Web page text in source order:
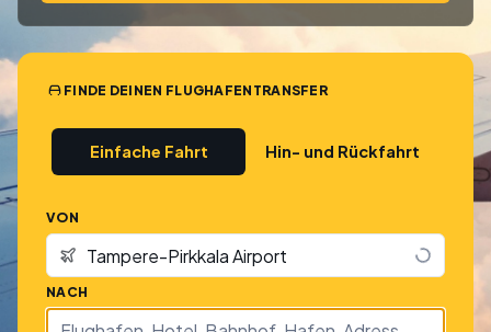
FINDE DEINEN FLUGHAFENTRANSFER
Einfache Fahrt Hin- und Rückfahrt
VON
NACH